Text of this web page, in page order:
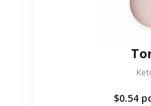
$0.54